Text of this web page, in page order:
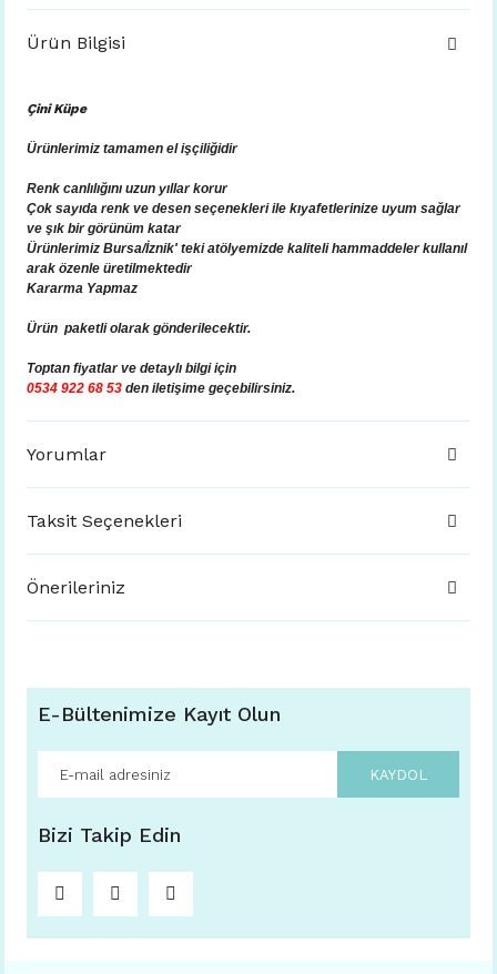
Ürün Bilgisi
Çini Küpe
Ürünlerimiz tamamen el işçiliğidir
Renk canlılığını uzun yıllar korur
Çok sayıda renk ve desen seçenekleri ile kıyafetlerinize uyum sağlar
ve şık bir görünüm katar
Ürünlerimiz Bursa/İznik' teki atölyemizde kaliteli hammaddeler kullanıl
arak özenle üretilmektedir
Kararma Yapmaz
Ürün paketli olarak gönderilecektir.
Toptan fiyatlar ve detaylı bilgi için
0534 922 68 53 den iletişime geçebilirsiniz.
Yorumlar
Taksit Seçenekleri
Önerileriniz
E-Bültenimize Kayıt Olun
KAYDOL
Bizi Takip Edin